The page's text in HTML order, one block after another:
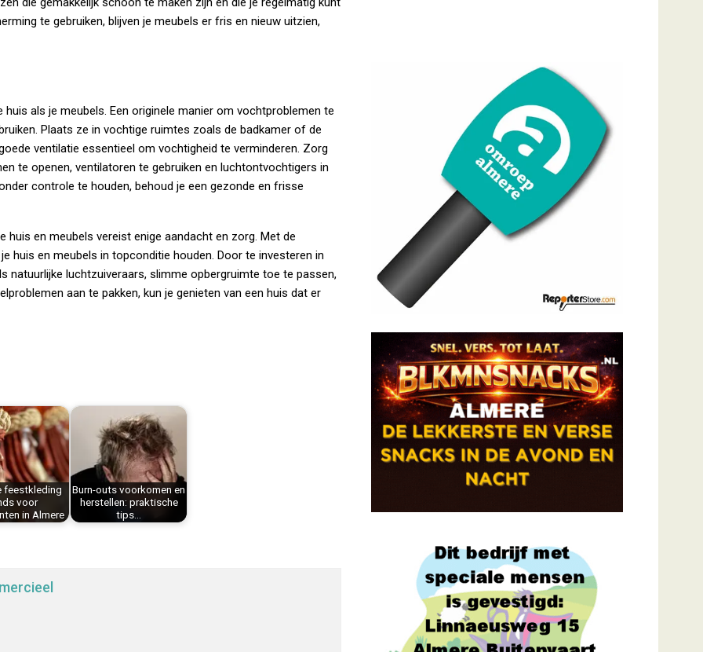
te gebruiken, blijven je meubels er fris en nieuw uitzien,
als je meubels. Een originele manier om vochtproblemen te
Plaats ze in vochtige ruimtes zoals de badkamer of de
ventilatie essentieel om vochtigheid te verminderen. Zorg
te openen, ventilatoren te gebruiken en luchtontvochtigers in
controle te houden, behoud je een gezonde en frisse
en meubels vereist enige aandacht en zorg. Met de
huis en meubels in topconditie houden. Door te investeren in
natuurlijke luchtzuiveraars, slimme opbergruimte toe te passen,
aan te pakken, kun je genieten van een huis dat er
feestkleding
voor
in Almere
Burn-outs voorkomen en
herstellen: praktische
tips…